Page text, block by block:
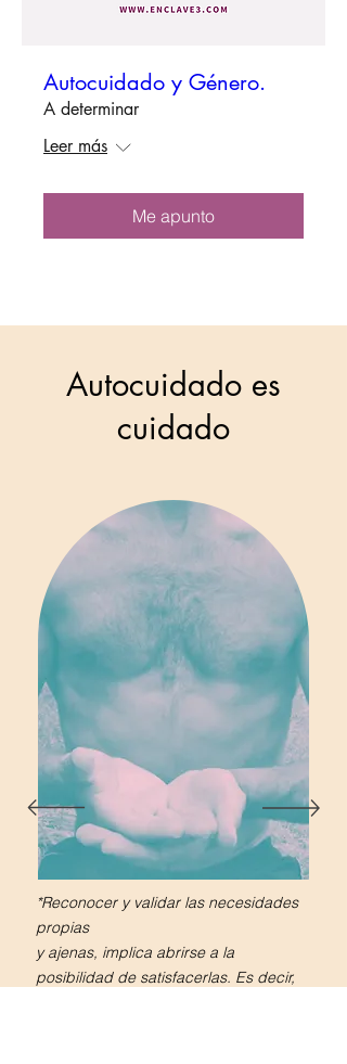
Autocuidado y Género.
A determinar
Leer más
Me apunto
Autocuidado es
cuidado
*Reconocer y validar las necesidades
propias
y ajenas, implica abrirse a la
posibilidad de satisfacerlas. Es decir,